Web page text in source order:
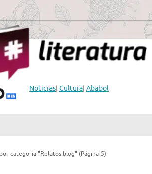
Noticias| Cultura| Ababol
categoría "Relatos blog" (Página 5)